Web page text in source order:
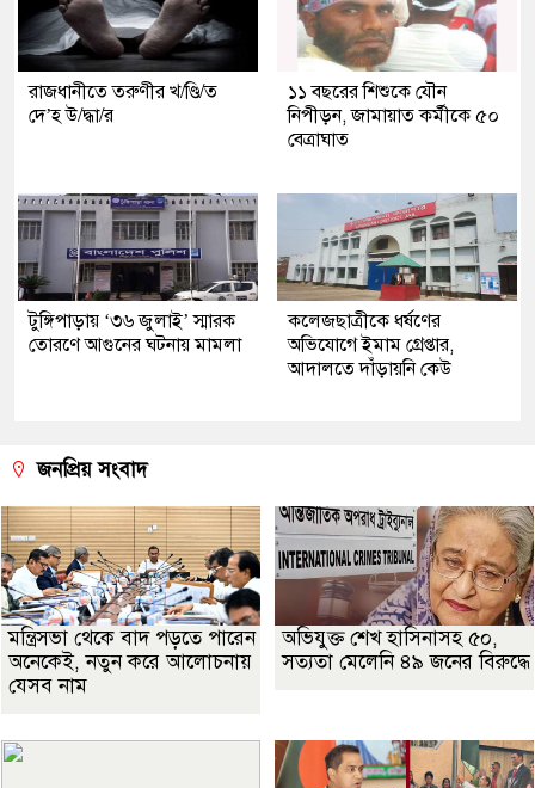
রাজধানীতে তরুণীর খ/ণ্ডি/ত
দে’হ উ/দ্ধা/র
১১ বছরের শিশুকে যৌন
নিপীড়ন, জামায়াত কর্মীকে ৫০
বেত্রাঘাত
টুঙ্গিপাড়ায় ‘৩৬ জুলাই’ স্মারক
তোরণে আগুনের ঘটনায় মামলা
কলেজছাত্রীকে ধর্ষণের
অভিযোগে ইমাম গ্রেপ্তার,
আদালতে দাঁড়ায়নি কেউ
জনপ্রিয় সংবাদ
মন্ত্রিসভা থেকে বাদ পড়তে পারেন
অনেকেই, নতুন করে আলোচনায়
যেসব নাম
অভিযুক্ত শেখ হাসিনাসহ ৫০,
সত্যতা মেলেনি ৪৯ জনের বিরুদ্ধে